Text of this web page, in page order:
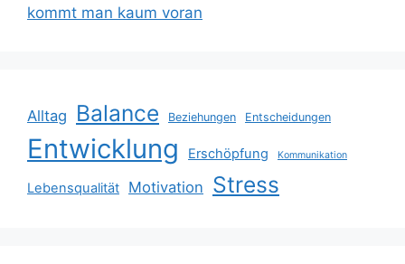
kommt man kaum voran
Alltag Balance Beziehungen Entscheidungen
Entwicklung Erschöpfung Kommunikation
Lebensqualität Motivation Stress